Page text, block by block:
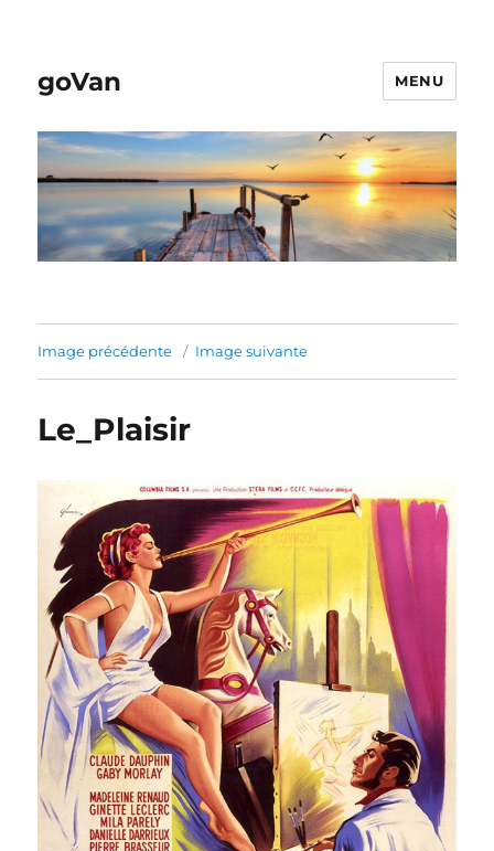
goVan MENU
Image précédente Image suivante
Le_Plaisir